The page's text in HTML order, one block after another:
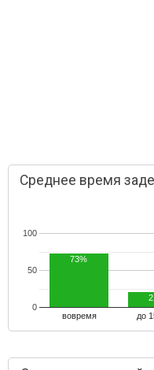
Среднее время
вовремя до
0
50
100
73%